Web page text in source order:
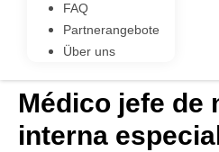
FAQ
Partnerangebote
Über uns
Médico jefe de
interna